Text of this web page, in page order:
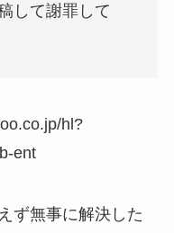
して謝罪して
hl?
ent
ず無事に解決した